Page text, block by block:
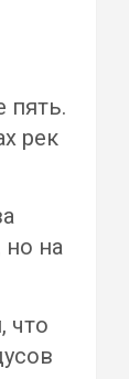
пять.
рек
но на
что